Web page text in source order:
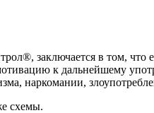
заключается в том,
к дальнейшему
наркомании,
схемы.